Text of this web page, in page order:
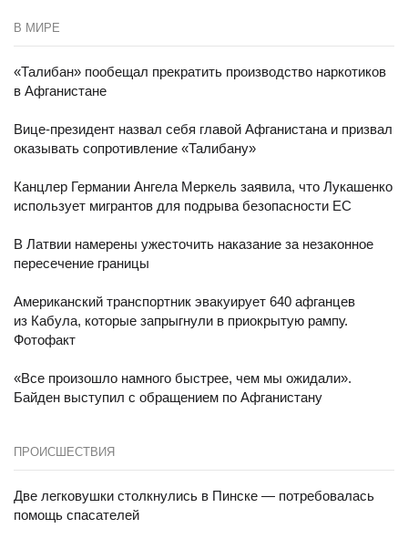
ПРОИСШЕСТВИЯ
Две легковушки столкнулись в Пинске — потребовалась
помощь спасателей
В МИРЕ
«Талибан» пообещал прекратить производство наркотиков
в Афганистане
Вице-президент назвал себя главой Афганистана и призвал
оказывать сопротивление «Талибану»
Канцлер Германии Ангела Меркель заявила, что Лукашенко
использует мигрантов для подрыва безопасности ЕС
В Латвии намерены ужесточить наказание за незаконное
пересечение границы
Американский транспортник эвакуирует 640 афганцев
из Кабула, которые запрыгнули в приокрытую рампу.
Фотофакт
«Все произошло намного быстрее, чем мы ожидали».
Байден выступил с обращением по Афганистану